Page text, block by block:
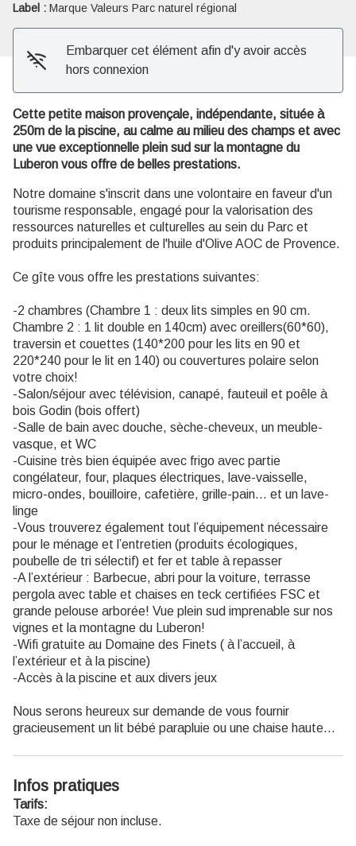
Label : Marque Valeurs Parc naturel régional
Embarquer cet élément afin d'y avoir accès
hors connexion
Cette petite maison provençale, indépendante, située à
250m de la piscine, au calme au milieu des champs et avec
une vue exceptionnelle plein sud sur la montagne du
Luberon vous offre de belles prestations.
Notre domaine s'inscrit dans une volontaire en faveur d'un
tourisme responsable, engagé pour la valorisation des
ressources naturelles et culturelles au sein du Parc et
produits principalement de l'huile d'Olive AOC de Provence.
Ce gîte vous offre les prestations suivantes:
-2 chambres (Chambre 1 : deux lits simples en 90 cm.
Chambre 2 : 1 lit double en 140cm) avec oreillers(60*60),
traversin et couettes (140*200 pour les lits en 90 et
220*240 pour le lit en 140) ou couvertures polaire selon
votre choix!
-Salon/séjour avec télévision, canapé, fauteuil et poêle à
bois Godin (bois offert)
-Salle de bain avec douche, sèche-cheveux, un meuble-
vasque, et WC
-Cuisine très bien équipée avec frigo avec partie
congélateur, four, plaques électriques, lave-vaisselle,
micro-ondes, bouilloire, cafetière, grille-pain… et un lave-
linge
-Vous trouverez également tout l’équipement nécessaire
pour le ménage et l’entretien (produits écologiques,
poubelle de tri sélectif) et fer et table à repasser
-A l’extérieur : Barbecue, abri pour la voiture, terrasse
pergola avec table et chaises en teck certifiées FSC et
grande pelouse arborée! Vue plein sud imprenable sur nos
vignes et la montagne du Luberon!
-Wifi gratuite au Domaine des Finets ( à l’accueil, à
l’extérieur et à la piscine)
-Accès à la piscine et aux divers jeux
Nous serons heureux sur demande de vous fournir
gracieusement un lit bébé parapluie ou une chaise haute…
Infos pratiques
Tarifs:
Taxe de séjour non incluse.